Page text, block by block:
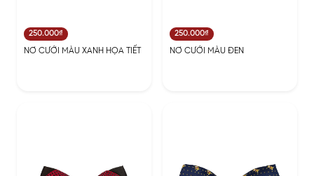
250.000₫
NƠ CƯỚI MÀU XANH HỌA TIẾT
250.000₫
NƠ CƯỚI MÀU ĐEN